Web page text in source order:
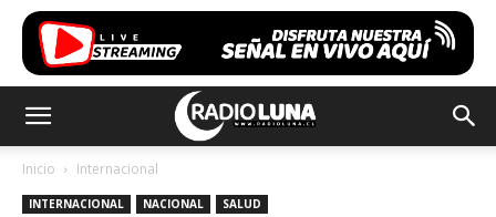
Inicio Internacional
INTERNACIONAL NACIONAL SALUD